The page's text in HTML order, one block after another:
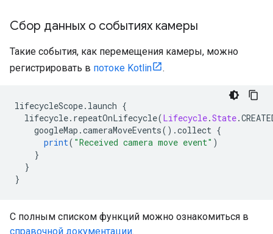
Сбор данных о событиях камеры
Такие события, как перемещения камеры, можно
регистрировать в потоке Kotlin .
lifecycleScope. launch {
lifecycle. repeatOnLifecycle(Lifecycle.State.
googleMap .cameraMoveEvents().collect {
print( "Received camera move event" )
}
}
}
С полным списком функций можно ознакомиться в
справочной документации.